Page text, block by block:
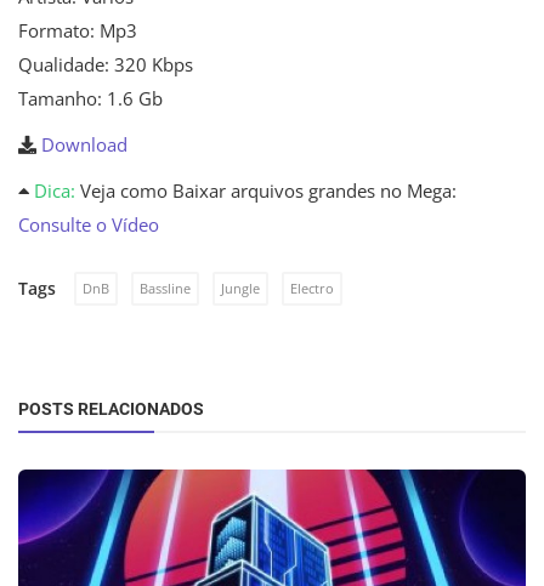
Formato: Mp3
Qualidade: 320 Kbps
Tamanho: 1.6 Gb
Download
Dica: Veja como Baixar arquivos grandes no Mega:
Consulte o Vídeo
Tags DnB Bassline Jungle Electro
POSTS RELACIONADOS